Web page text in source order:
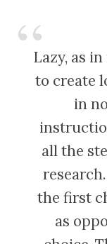
Lazy, as
to create
in
all the
the first
as